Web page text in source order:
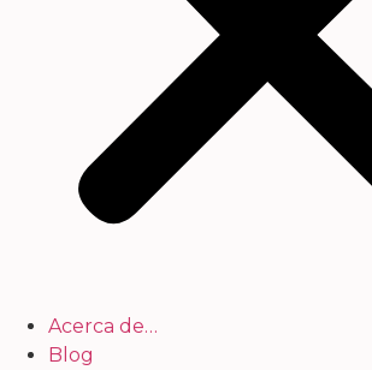
Acerca de…
Blog